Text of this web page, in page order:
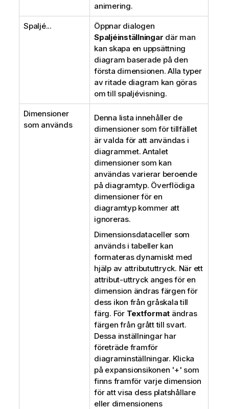
animering.
Spaljé...
Öppnar dialogen
Spaljéinställningar där man
kan skapa en uppsättning
diagram baserade på den
första dimensionen. Alla typer
av ritade diagram kan göras
om till spaljévisning.
Dimensioner
som används
Denna lista innehåller de
dimensioner som för tillfället
är valda för att användas i
diagrammet. Antalet
dimensioner som kan
användas varierar beroende
på diagramtyp. Överflödiga
dimensioner för en
diagramtyp kommer att
ignoreras.
Dimensionsdataceller som
används i tabeller kan
formateras dynamiskt med
hjälp av attribututtryck. När ett
attribut-uttryck anges för en
dimension ändras färgen för
dess ikon från gråskala till
färg. För Textformat ändras
färgen från grått till svart.
Dessa inställningar har
företräde framför
diagraminställningar. Klicka
på expansionsikonen '+' som
finns framför varje dimension
för att visa dess platshållare
eller dimensionens